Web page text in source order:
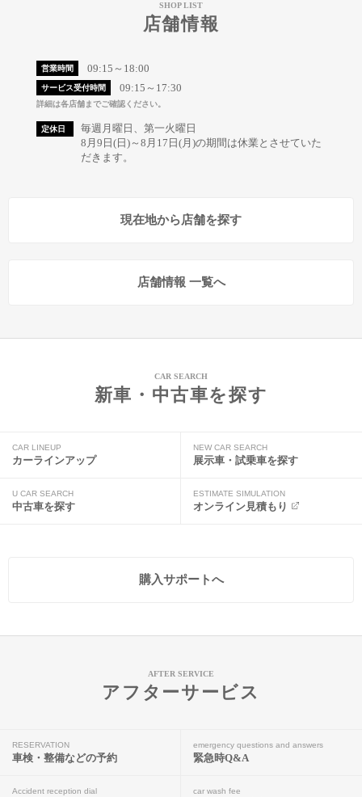
SHOP LIST
店舗情報
営業時間 09:15～18:00
サービス受付時間 09:15～17:30
詳細は各店舗までご確認ください。
定休日
毎週月曜日、第一火曜日
8月9日(日)～8月17日(月)の期間は休業とさせていた
だきます。
現在地から店舗を探す
店舗情報 一覧へ
CAR SEARCH
新車・中古車を探す
CAR LINEUP
カーラインアップ
NEW CAR SEARCH
展示車・試乗車を探す
U CAR SEARCH
中古車を探す
ESTIMATE SIMULATION
オンライン見積もり
購入サポートへ
AFTER SERVICE
アフターサービス
RESERVATION
車検・整備などの予約
emergency questions and answers
緊急時Q&A
Accident reception dial car wash fee